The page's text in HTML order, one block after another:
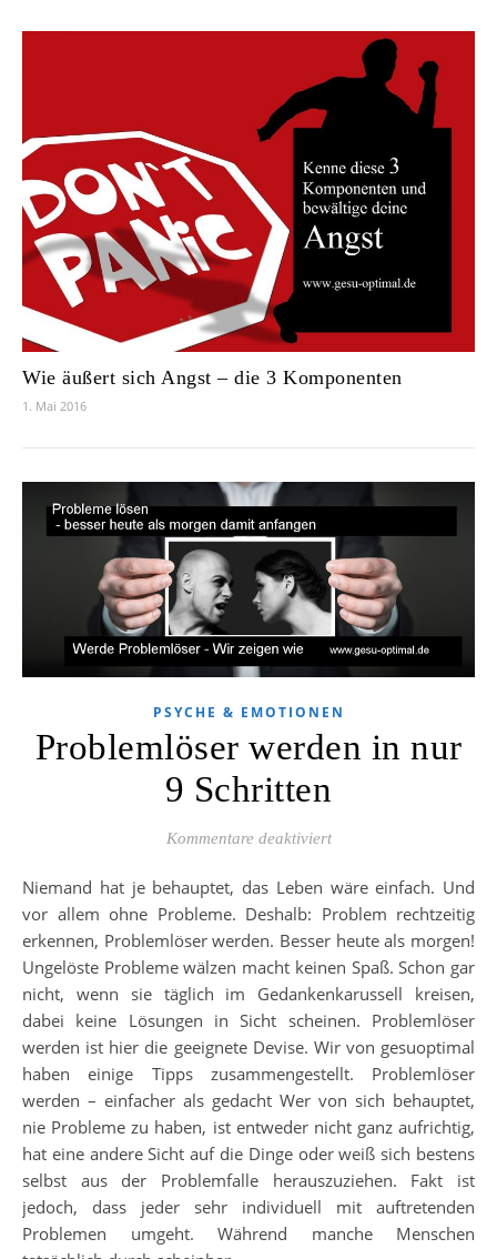
Wie äußert sich Angst – die 3 Komponenten
1. Mai 2016
PSYCHE & EMOTIONEN
Problemlöser werden in nur
9 Schritten
Kommentare deaktiviertfür Problemlöser
Niemand hat je behauptet, das Leben wäre einfach. Und
vor allem ohne Probleme. Deshalb: Problem rechtzeitig
erkennen, Problemlöser werden. Besser heute als morgen!
Ungelöste Probleme wälzen macht keinen Spaß. Schon gar
nicht, wenn sie täglich im Gedankenkarussell kreisen,
dabei keine Lösungen in Sicht scheinen. Problemlöser
werden ist hier die geeignete Devise. Wir von gesuoptimal
haben einige Tipps zusammengestellt. Problemlöser
werden – einfacher als gedacht Wer von sich behauptet,
nie Probleme zu haben, ist entweder nicht ganz aufrichtig,
hat eine andere Sicht auf die Dinge oder weiß sich bestens
selbst aus der Problemfalle herauszuziehen. Fakt ist
jedoch, dass jeder sehr individuell mit auftretenden
Problemen umgeht. Während manche Menschen